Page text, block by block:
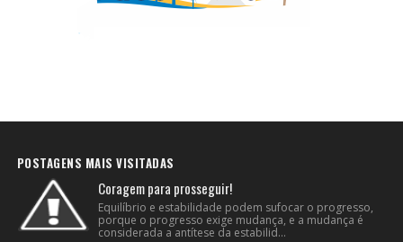
POSTAGENS MAIS VISITADAS
Coragem para prosseguir!
Equilíbrio e estabilidade podem sufocar o progresso,
porque o progresso exige mudança, e a mudança é
considerada a antítese da estabilid...